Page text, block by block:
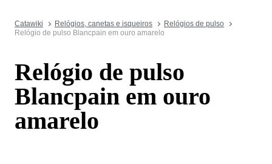
Catawiki Relógios, canetas e isqueiros
Relógios de pulso
Relógio de pulso Blancpain em ouro amarelo
Relógio de pulso
Blancpain em ouro
amarelo